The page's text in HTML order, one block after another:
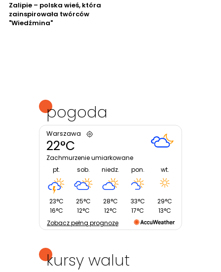
Zalipie – polska wieś, która
zainspirowała twórców
"Wiedźmina"
pogoda
Warszawa
22°C
Zachmurzenie umiarkowane
pt.
23°C
16°C
sob.
25°C
12°C
niedz.
28°C
12°C
pon.
33°C
17°C
wt.
29°C
13°C
Zobacz pełną prognozę
kursy walut